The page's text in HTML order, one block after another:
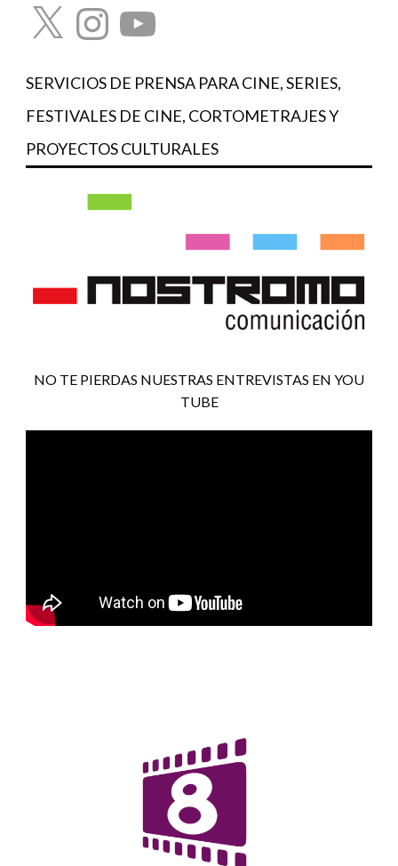
X InstagramYouTube
SERVICIOS DE PRENSA PARA CINE, SERIES,
FESTIVALES DE CINE, CORTOMETRAJES Y
PROYECTOS CULTURALES
NO TE PIERDAS NUESTRAS ENTREVISTAS EN YOU
TUBE